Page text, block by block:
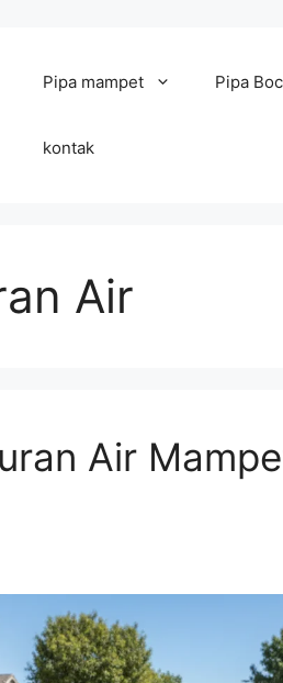
Pipa mampet Pipa
kontak
Air
Air